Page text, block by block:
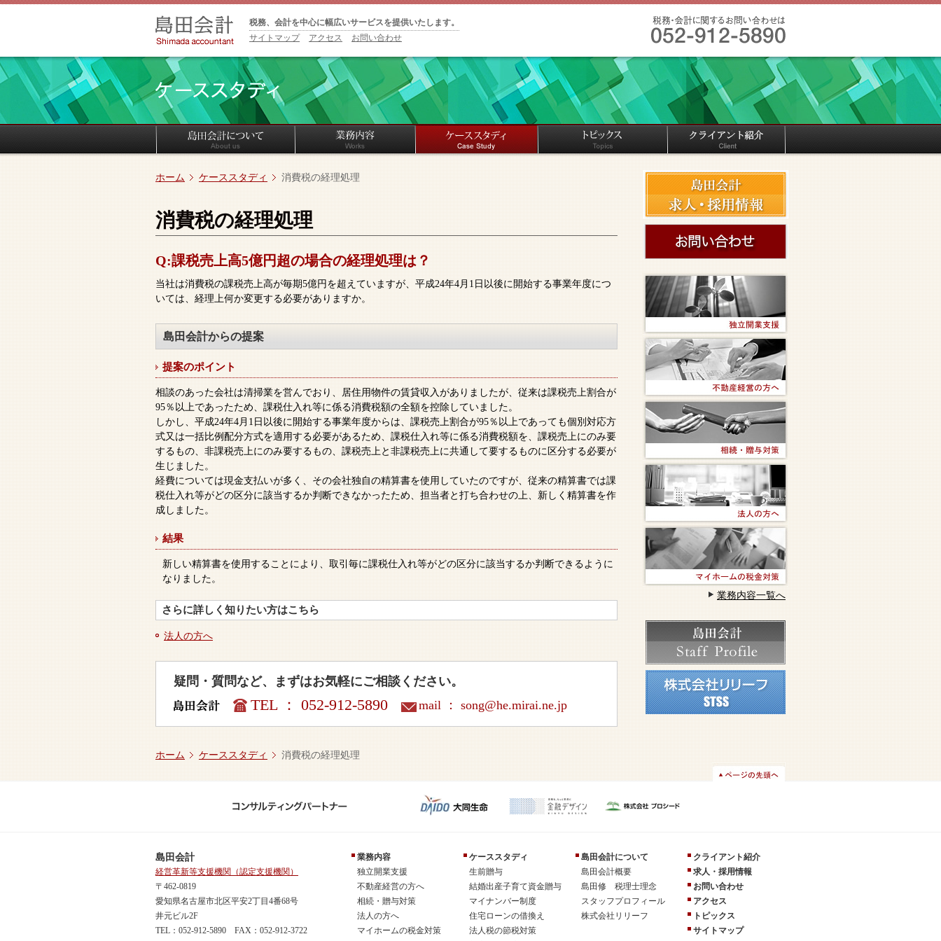
税務、会計を中心に幅広いサービスを提供いたします。
サイトマップ
アクセス お問い合わせ
ホーム ケーススタディ 消費税の経理処理
消費税の経理処理
Q:課税売上高5億円超の場合の経理処理は？
当社は消費税の課税売上高が毎期5億円を超えていますが、平成24年4月1日以後に開始する事業年度につ
いては、経理上何か変更する必要がありますか。
島田会計からの提案
提案のポイント
相談のあった会社は清掃業を営んでおり、居住用物件の賃貸収入がありましたが、従来は課税売上割合が
95％以上であったため、課税仕入れ等に係る消費税額の全額を控除していました。
しかし、平成24年4月1日以後に開始する事業年度からは、課税売上割合が95％以上であっても個別対応方
式又は一括比例配分方式を適用する必要があるため、課税仕入れ等に係る消費税額を、課税売上にのみ要
するもの、非課税売上にのみ要するもの、課税売上と非課税売上に共通して要するものに区分する必要が
生じました。
経費については現金支払いが多く、その会社独自の精算書を使用していたのですが、従来の精算書では課
税仕入れ等がどの区分に該当するか判断できなかったため、担当者と打ち合わせの上、新しく精算書を作
成しました。
結果
新しい精算書を使用することにより、取引毎に課税仕入れ等がどの区分に該当するか判断できるように
なりました。
さらに詳しく知りたい方はこちら
法人の方へ
疑問・質問など、まずはお気軽にご相談ください。
TEL ： 052-912-5890 mail ： song@he.mirai.ne.jp
ホーム ケーススタディ 消費税の経理処理
業務内容一覧へ
島田会計
経営革新等支援機関（認定支援機関）
〒462-0819
愛知県名古屋市北区平安2丁目4番68号
井元ビル2F
TEL：052-912-5890 FAX：052-912-3722
業務内容
独立開業支援
不動産経営の方へ
相続・贈与対策
法人の方へ
マイホームの税金対策
ケーススタディ
生前贈与
結婚出産子育て資金贈与
マイナンバー制度
住宅ローンの借換え
法人税の節税対策
島田会計について
島田会計概要
島田修 税理士理念
スタッフプロフィール
株式会社リリーフ
クライアント紹介
求人・採用情報
お問い合わせ
アクセス
トピックス
サイトマップ